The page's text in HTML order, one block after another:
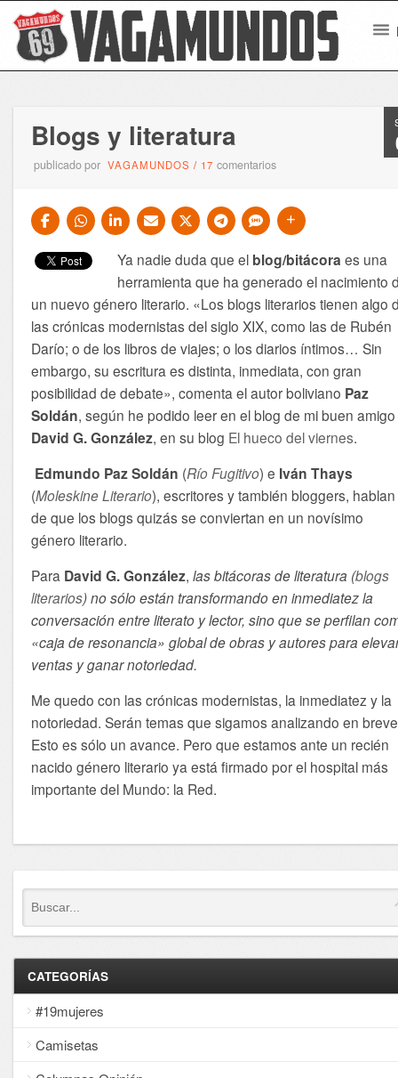
Blogs y literatura
publicado por VAGAMUNDOS / 17comentarios
Ya nadie duda que el blog/bitácoraes una
herramienta que ha generado el nacimiento
un nuevo género literario. «Los blogs literarios tienen algo
las crónicas modernistas del siglo XIX, como las de Rubén
Darío; o de los libros de viajes; o los diarios íntimos… Sin
embargo, su escritura es distinta, inmediata, con gran
posibilidad de debate», comenta el autor boliviano Paz
Soldán, según he podido leer en el blog de mi buen amigo
David G. González, en su blog El hueco del viernes.
Edmundo Paz Soldán (Río Fugitivo) e Iván Thays
(Moleskine Literario), escritores y también bloggers, hablan
de que los blogs quizás se conviertan en un novísimo
género literario.
Para David G. González,las bitácoras de literatura (blogs
literarios) no sólo están transformando en inmediatez la
conversación entre literato y lector, sino que se perfilan
«caja de resonancia» global de obras y autores para
ventas y ganar notoriedad.
Me quedo con las crónicas modernistas, la inmediatez y la
notoriedad. Serán temas que sigamos analizando en
Esto es sólo un avance. Pero que estamos ante un recién
nacido género literario ya está firmado por el hospital más
importante del Mundo: la Red.
CATEGORÍAS
#19mujeres
Camisetas